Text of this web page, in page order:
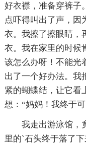
好衣襟，准备穿裤子
点吓得叫出了声，因
衣。我擦了擦眼睛，
衣。我在家里的时候
该怎么办呀！不能光
出了一个好办法。我
紧的蝴蝶结，让它看
想：“妈妈！我终于
我走出游泳馆，
里的`石头终于落了